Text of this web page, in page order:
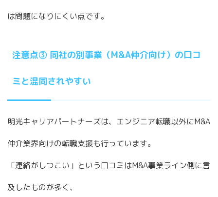
は問題になりにくい点です。
注意点③ 同社の別事業（M&A仲介向け）の口コ
ミと混同されやすい
明光キャリアパートナーズは、エンジニア転職以外にM&A
仲介業界向けの転職支援も行っています。
「連絡がしつこい」という口コミはM&A事業ライン側に言
及したものが多く、